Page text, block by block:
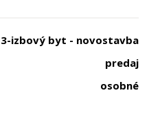
3-izbový byt - novostavba
predaj
osobné